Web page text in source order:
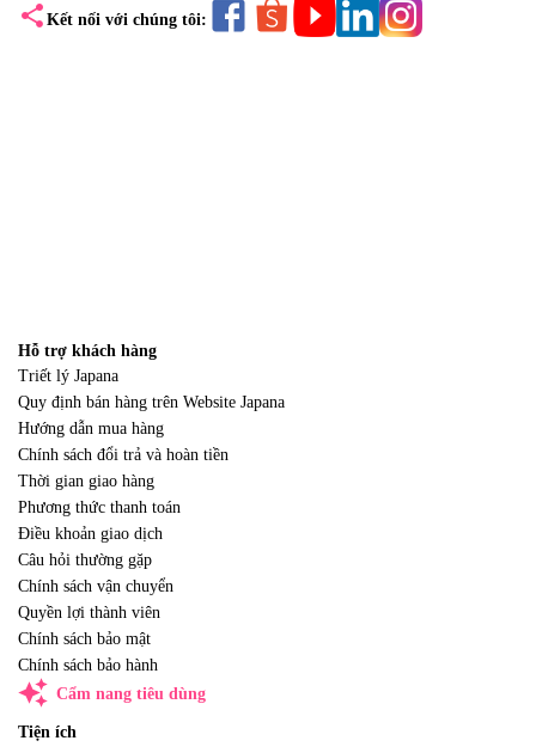
share Kết nối với chúng tôi:
Hỗ trợ khách hàng
Triết lý Japana
Quy định bán hàng trên Website Japana
Hướng dẫn mua hàng
Chính sách đổi trả và hoàn tiền
Thời gian giao hàng
Phương thức thanh toán
Điều khoản giao dịch
Câu hỏi thường gặp
Chính sách vận chuyển
Quyền lợi thành viên
Chính sách bảo mật
Chính sách bảo hành
auto_awesome Cẩm nang tiêu dùng
Tiện ích